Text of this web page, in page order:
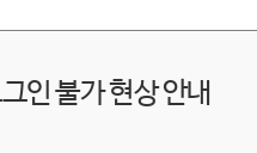
인 불가 현상 안내